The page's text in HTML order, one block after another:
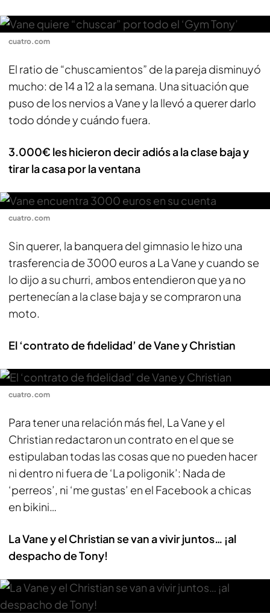
cuatro.com
El ratio de “chuscamientos” de la pareja disminuyó
mucho: de 14 a 12 a la semana. Una situación que
puso de los nervios a Vane y la llevó a querer darlo
todo dónde y cuándo fuera.
3.000€ les hicieron decir adiós a la clase baja y
tirar la casa por la ventana
cuatro.com
Sin querer, la banquera del gimnasio le hizo una
trasferencia de 3000 euros a La Vane y cuando se
lo dijo a su churri, ambos entendieron que ya no
pertenecían a la clase baja y se compraron una
moto.
El ‘contrato de fidelidad’ de Vane y Christian
cuatro.com
Para tener una relación más fiel, La Vane y el
Christian redactaron un contrato en el que se
estipulaban todas las cosas que no pueden hacer
ni dentro ni fuera de ‘La poligonik’: Nada de
‘perreos’, ni ‘me gustas’ en el Facebook a chicas
en bikini…
La Vane y el Christian se van a vivir juntos… ¡al
despacho de Tony!